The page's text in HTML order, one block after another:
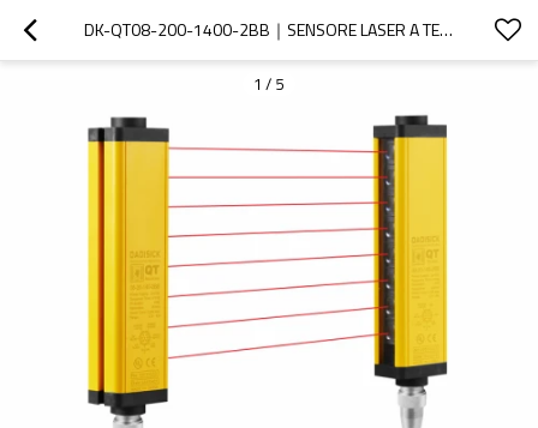
DK-QT08-200-1400-2BB｜SENSORE LASER A TENDA｜DADISICK
1 / 5